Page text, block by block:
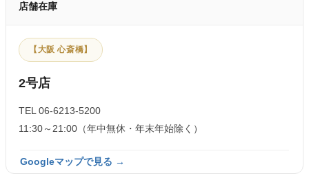
店舗在庫
【大阪 心斎橋】
2号店
TEL 06-6213-5200
11:30～21:00（年中無休・年末年始除く）
Googleマップで見る →